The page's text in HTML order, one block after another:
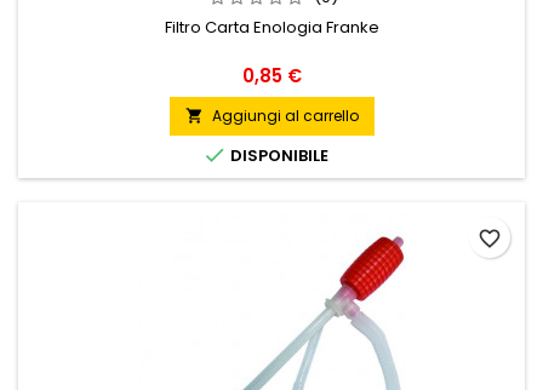
Filtro Carta Enologia Franke
Prezzo
0,85 €
 Aggiungi al carrello
 DISPONIBILE
favorite_border